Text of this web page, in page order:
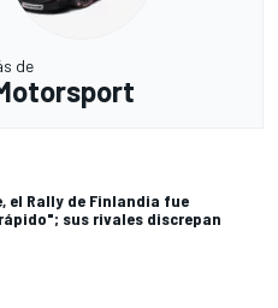
de
el Rally de Finlandia fue
sus rivales discrepan